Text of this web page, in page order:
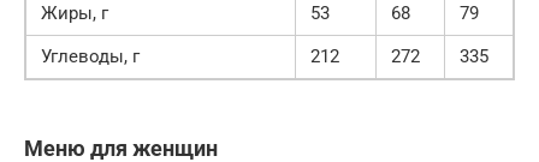
Жиры, г
53 68
79
Углеводы, г
212 272 335
Меню для женщин